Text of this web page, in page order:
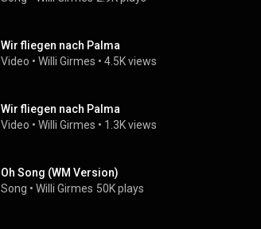
Wir fliegen nach Palma
Video • Willi Girmes • 4.5K views
Wir fliegen nach Palma
Video • Willi Girmes • 1.3K views
Oh Song (WM Version)
Song • Willi Girmes 50K plays